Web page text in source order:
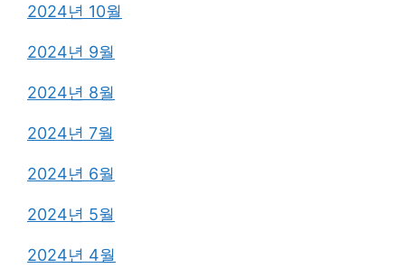
2024년 10월
2024년 9월
2024년 8월
2024년 7월
2024년 6월
2024년 5월
2024년 4월